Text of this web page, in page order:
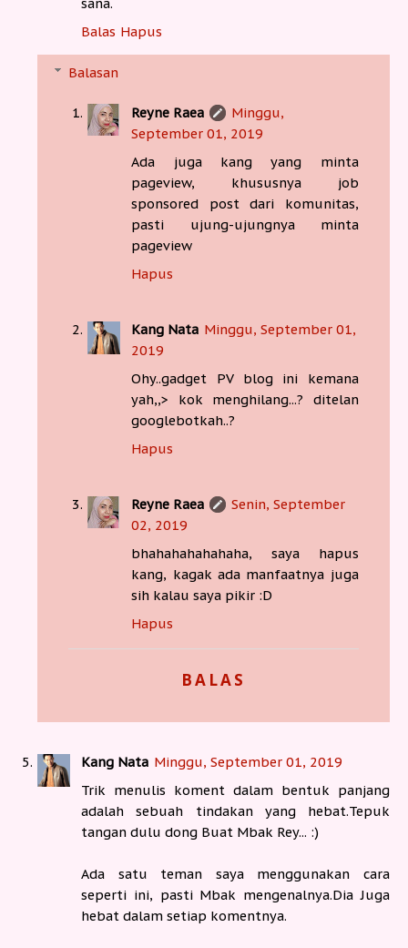
Balas Hapus
Balasan
Reyne Raea
Minggu,
September 01, 2019
Ada juga kang yang minta
pageview, khususnya job
sponsored post dari komunitas,
pasti ujung-ujungnya minta
pageview
Hapus
Kang Nata Minggu, September 01,
2019
Ohy..gadget PV blog ini kemana
yah,,> kok menghilang...? ditelan
googlebotkah..?
Hapus
Reyne Raea
Senin, September
02, 2019
bhahahahahahaha, saya hapus
kang, kagak ada manfaatnya juga
sih kalau saya pikir :D
Hapus
BALAS
Kang Nata Minggu, September 01, 2019
Trik menulis koment dalam bentuk panjang
adalah sebuah tindakan yang hebat.Tepuk
tangan dulu dong Buat Mbak Rey... :)
Ada satu teman saya menggunakan cara
seperti ini, pasti Mbak mengenalnya.Dia Juga
hebat dalam setiap komentnya.